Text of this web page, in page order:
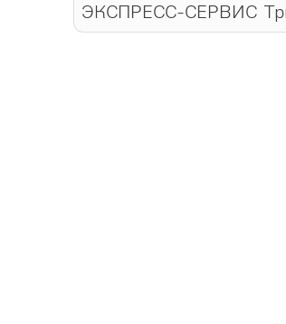
ЭКСПРЕСС-СЕРВИС